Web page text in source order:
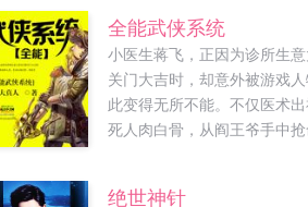
全能武侠系统
小医生蒋飞，正因为诊所生
关门大吉时，却意外被游戏
此变得无所不能。不仅医术
死人肉白骨，从阎王爷手中
绝世神针